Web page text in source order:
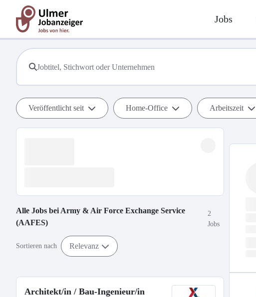
Jobs
Veröffentlicht seit Home-Office Arbeitszeit
Alle Jobs bei Army & Air Force Exchange Service
(AAFES)
2
Jobs
Sortieren nach Relevanz
Architekt/in / Bau-Ingenieur/in